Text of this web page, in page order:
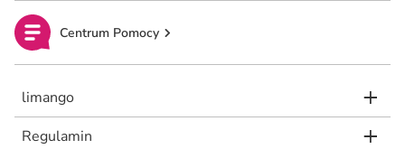
Centrum Pomocy
limango
Regulamin